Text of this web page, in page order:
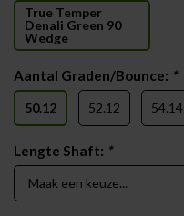
True Temper
Denali Green 90
Wedge
Aantal Graden/Bounce: *
50.12 52.12 54.14
Lengte Shaft: *